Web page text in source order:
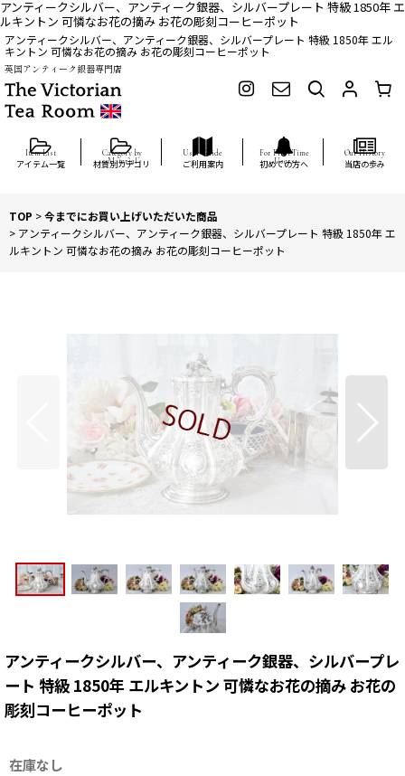
アンティークシルバー、アンティーク銀器、シルバープレート 特級 1850年 エ
ルキントン 可憐なお花の摘み お花の彫刻コーヒーポット
アンティークシルバー、アンティーク銀器、シルバープレート 特級 1850年 エル
キントン 可憐なお花の摘み お花の彫刻コーヒーポット
英国アンティーク銀器専門店
アイテム一覧 材質別カテゴリ ご利用案内 初めての方へ 当店の歩み
TOP >今までにお買い上げいただいた商品
> アンティークシルバー、アンティーク銀器、シルバープレート 特級 1850年 エ
ルキントン 可憐なお花の摘み お花の彫刻コーヒーポット
アンティークシルバー、アンティーク銀器、シルバープレ
ート 特級 1850年 エルキントン 可憐なお花の摘み お花の
彫刻コーヒーポット
在庫なし